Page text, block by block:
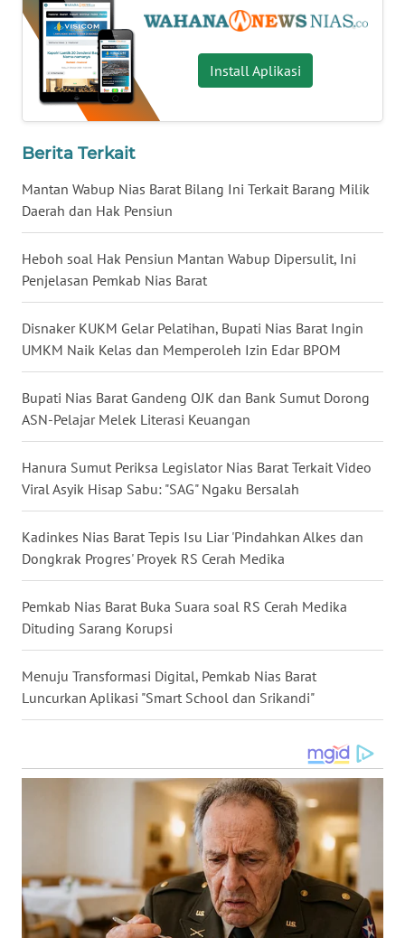
Install Aplikasi
Berita Terkait
Mantan Wabup Nias Barat Bilang Ini Terkait Barang Milik
Daerah dan Hak Pensiun
Heboh soal Hak Pensiun Mantan Wabup Dipersulit, Ini
Penjelasan Pemkab Nias Barat
Disnaker KUKM Gelar Pelatihan, Bupati Nias Barat Ingin
UMKM Naik Kelas dan Memperoleh Izin Edar BPOM
Bupati Nias Barat Gandeng OJK dan Bank Sumut Dorong
ASN-Pelajar Melek Literasi Keuangan
Hanura Sumut Periksa Legislator Nias Barat Terkait Video
Viral Asyik Hisap Sabu: "SAG" Ngaku Bersalah
Kadinkes Nias Barat Tepis Isu Liar 'Pindahkan Alkes dan
Dongkrak Progres' Proyek RS Cerah Medika
Pemkab Nias Barat Buka Suara soal RS Cerah Medika
Dituding Sarang Korupsi
Menuju Transformasi Digital, Pemkab Nias Barat
Luncurkan Aplikasi "Smart School dan Srikandi"
BALI
WN
KALBAR
WN
KALTENG
WN
KALTARA
WN
KALSEL
WN
KALTIM
WN
SULSEL
WN
SULUT
MALUKU
MALUT
WN
NIAS